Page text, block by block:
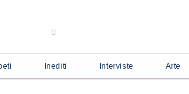
Inediti Interviste Arte